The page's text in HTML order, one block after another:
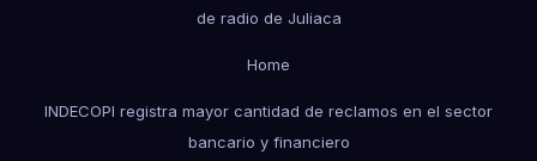
de radio de Juliaca
Home
INDECOPI registra mayor cantidad de reclamos en el sector
bancario y financiero